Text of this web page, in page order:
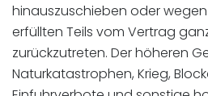
hinauszuschieben oder
erfüllten Teils vom Vertrag
zurückzutreten. Der höheren
Naturkatastrophen, Krieg,